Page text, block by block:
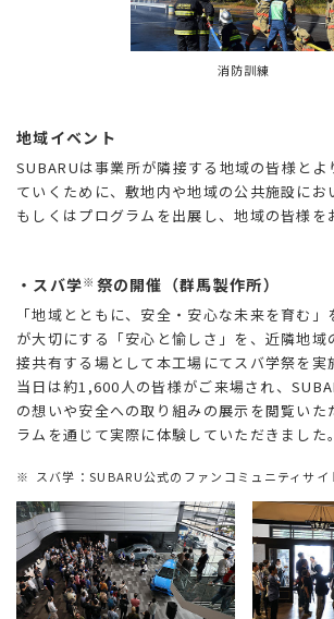
消防訓練
地域イベント
SUBARUは事業所が隣接する地域の皆様とよ
ていくために、敷地内や地域の公共施設にお
もしくはプログラムを出展し、地域の皆様を
・スバ学※ 祭の開催（群馬製作所）
「地域とともに、安全・安心な未来を育む」
が大切にする「安心と愉しさ」を、近隣地域
接共有する場として本工場にてスバ学祭を実
当日は約1,600人の皆様がご来場され、
の想いや安全への取り組みの展示を閲覧いた
ラムを通じて実際に体験していただきました。
※ スバ学：SUBARU公式のファンコミュニティサイ